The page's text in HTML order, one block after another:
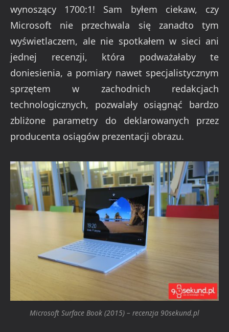
wynoszący 1700:1! Sam byłem ciekaw, czy
Microsoft nie przechwala się zanadto tym
wyświetlaczem, ale nie spotkałem w sieci ani
jednej recenzji, która podważałaby te
doniesienia, a pomiary nawet specjalistycznym
sprzętem w zachodnich redakcjach
technologicznych, pozwalały osiągnąć bardzo
zbliżone parametry do deklarowanych przez
producenta osiągów prezentacji obrazu.
Microsoft Surface Book (2015) – recenzja 90sekund.pl